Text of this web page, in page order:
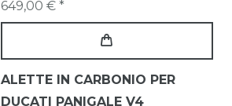
649,00 € *
ALETTE IN CARBONIO PER
DUCATI PANIGALE V4